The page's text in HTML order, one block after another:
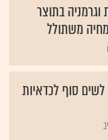
בתוצר
משתולל
סוף לכדאיות